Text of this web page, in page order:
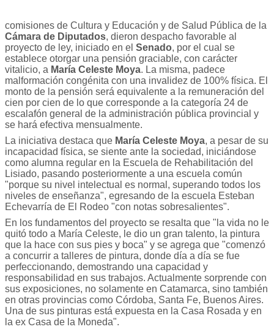
comisiones de Cultura y Educación y de Salud Pública de la
Cámara de Diputados, dieron despacho favorable al
proyecto de ley, iniciado en el Senado, por el cual se
establece otorgar una pensión graciable, con carácter
vitalicio, a María Celeste Moya. La misma, padece
malformación congénita con una invalidez de 100% física. El
monto de la pensión será equivalente a la remuneración del
cien por cien de lo que corresponde a la categoría 24 de
escalafón general de la administración pública provincial y
se hará efectiva mensualmente.
La iniciativa destaca que María Celeste Moya, a pesar de su
incapacidad física, se siente ante la sociedad, iniciándose
como alumna regular en la Escuela de Rehabilitación del
Lisiado, pasando posteriormente a una escuela común
"porque su nivel intelectual es normal, superando todos los
niveles de enseñanza", egresando de la escuela Esteban
Echevarría de El Rodeo "con notas sobresalientes".
En los fundamentos del proyecto se resalta que "la vida no le
quitó todo a María Celeste, le dio un gran talento, la pintura
que la hace con sus pies y boca" y se agrega que "comenzó
a concurrir a talleres de pintura, donde día a día se fue
perfeccionando, demostrando una capacidad y
responsabilidad en sus trabajos. Actualmente sorprende con
sus exposiciones, no solamente en Catamarca, sino también
en otras provincias como Córdoba, Santa Fe, Buenos Aires.
Una de sus pinturas está expuesta en la Casa Rosada y en
la ex Casa de la Moneda".